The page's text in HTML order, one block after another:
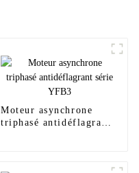
Moteur asynchrone
triphasé antidéflagrant